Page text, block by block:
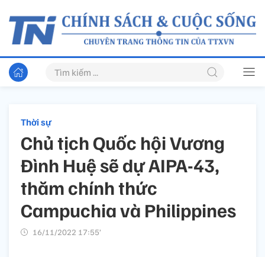
Thời sự
Chủ tịch Quốc hội Vương
Đình Huệ sẽ dự AIPA-43,
thăm chính thức
Campuchia và Philippines
16/11/2022 17:55’